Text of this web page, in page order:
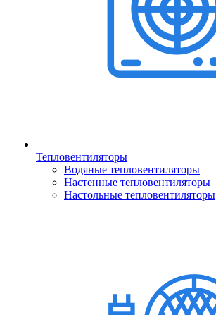
Тепловентиляторы
Водяные тепловентиляторы
Настенные тепловентиляторы
Настольные тепловентиляторы